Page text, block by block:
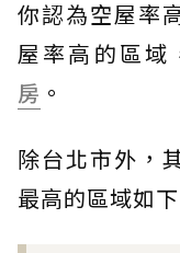
你認為空屋率
屋率高的區域
房 。
除台北市外，
最高的區域如下